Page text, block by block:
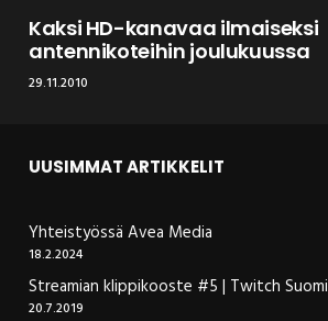
Kaksi HD-kanavaa ilmaiseksi
antennikoteihin joulukuussa
29.11.2010
UUSIMMAT ARTIKKELIT
Yhteistyössä Avea Media
18.2.2024
Streamian klippikooste #5 | Twitch Suomi
20.7.2019